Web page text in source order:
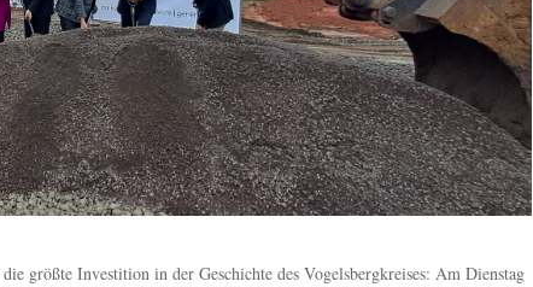
größte Investition in der Geschichte des Vogelsbergkreises: Am Dienstag